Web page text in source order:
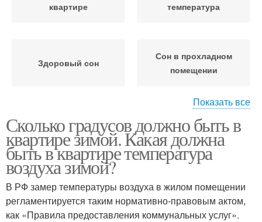
квартире
температура
Здоровый сон
Сон в прохладном
помещении
Температура в квартире
Показать все
Сколько градусов должно быть в
квартире зимой. Какая должна
быть в квартире температура
воздуха зимой?
В РФ замер температуры воздуха в жилом помещении
регламентируется таким нормативно-правовым актом,
как «Правила предоставления коммунальных услуг».